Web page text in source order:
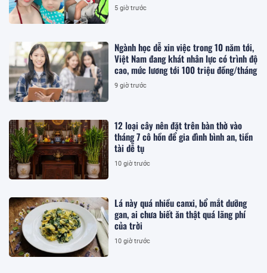
5 giờ trước
Ngành học dễ xin việc trong 10 năm tới,
Việt Nam đang khát nhân lực có trình độ
cao, mức lương tới 100 triệu đồng/tháng
9 giờ trước
12 loại cây nên đặt trên bàn thờ vào
tháng 7 cô hồn để gia đình bình an, tiền
tài dễ tụ
10 giờ trước
Lá này quá nhiều canxi, bổ mắt dưỡng
gan, ai chưa biết ăn thật quá lãng phí
của trời
10 giờ trước